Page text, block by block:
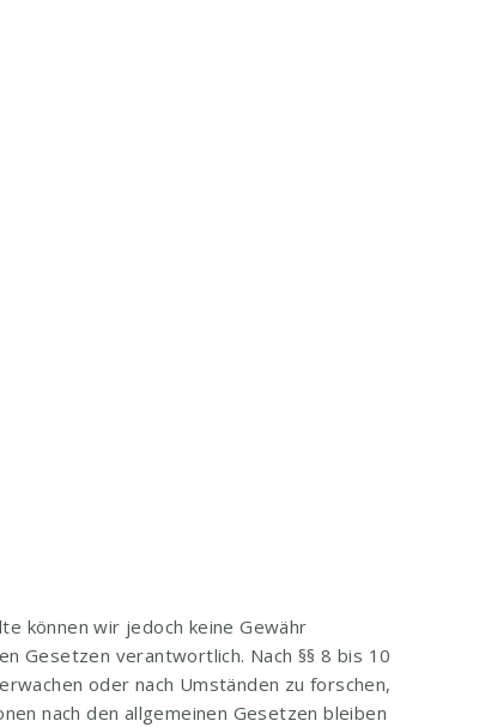
können wir jedoch keine Gewähr
Gesetzen verantwortlich. Nach §§ 8 bis 10
oder nach Umständen zu forschen,
nach den allgemeinen Gesetzen bleiben